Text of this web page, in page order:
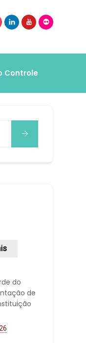
Controle
do
de